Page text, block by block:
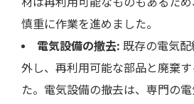
慎重に作業を進めました。
電気設備の撤去: 既存の電気配
外し、再利用可能な部品と廃棄
た。電気設備の撤去は、専門の